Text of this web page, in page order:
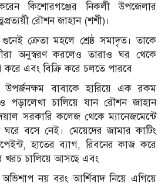
কিশোরগঞ্জের নিকলী উপজেলার
রৌশন জাহান (শশী)।
ক্রেতা মহলে শ্রেষ্ঠ সমাদৃত। তাকে
অনুস্বরণ করলেও তারাও ঘর থেকে
করে এবং বিক্রি করে চলতে পারবে
বাবাকে হারিয়ে এক রকম
চালিয়ে যান রৌশন জাহান
সরকারি কলেজ থেকে ম্যানেজমেন্টে
ঘরে বসে নেই। মেয়েদের জামার কাটিং
হাতের ব্যাগ, রিবনের কাজ করে
খরচ চালিয়ে আসছে এবং
অভিশাপ নয় বরং আর্শিবাদ নিয়ে এগিয়ে